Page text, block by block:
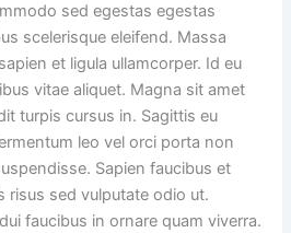
sed egestas egestas
scelerisque eleifend. Massa
et ligula ullamcorper. Id eu
vitae aliquet. Magna sit amet
turpis cursus in. Sagittis eu
leo vel orci porta non
Sapien faucibus et
risus sed vulputate odio ut.
faucibus in ornare quam viverra.